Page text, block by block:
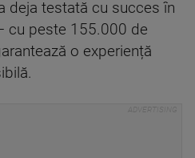
deja testată cu succes în
cu peste 155.000 de
o experiență